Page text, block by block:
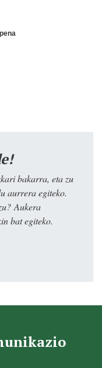
bakarra, eta zu
aurrera egiteko.
Aukera
bat egiteko.